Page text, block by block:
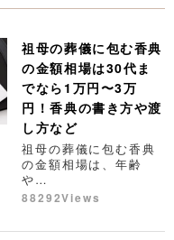
祖母の葬儀に包む香典
の金額相場は30代ま
でなら1万円〜3万
円！香典の書き方や渡
し方など
祖母の葬儀に包む香典
の金額相場は、年齢
や…
88292Views